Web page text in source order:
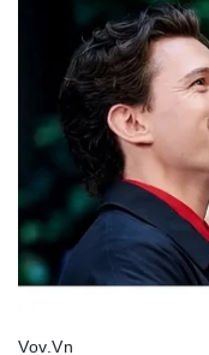
Sức khỏe
Dinh dưỡng - món ngon
Cây thuốc
Sản phụ khoa
Nhi khoa
Nam khoa